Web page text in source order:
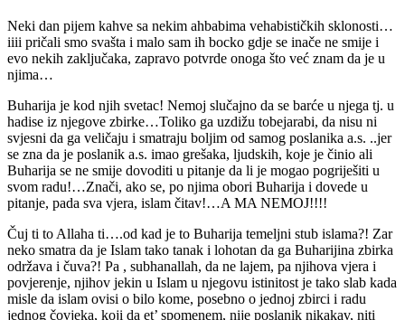
Neki dan pijem kahve sa nekim ahbabima vehabističkih sklonosti…
iiii pričali smo svašta i malo sam ih bocko gdje se inače ne smije i
evo nekih zaključaka, zapravo potvrde onoga što već znam da je u
njima…
Buharija je kod njih svetac! Nemoj slučajno da se barće u njega tj. u
hadise iz njegove zbirke…Toliko ga uzdižu tobejarabi, da nisu ni
svjesni da ga veličaju i smatraju boljim od samog poslanika a.s. ..jer
se zna da je poslanik a.s. imao grešaka, ljudskih, koje je činio ali
Buharija se ne smije dovoditi u pitanje da li je mogao pogriješiti u
svom radu!…Znači, ako se, po njima obori Buharija i dovede u
pitanje, pada sva vjera, islam čitav!…A MA NEMOJ!!!!
Čuj ti to Allaha ti….od kad je to Buharija temeljni stub islama?! Zar
neko smatra da je Islam tako tanak i lohotan da ga Buharijina zbirka
održava i čuva?! Pa , subhanallah, da ne lajem, pa njihova vjera i
povjerenje, njihov jekin u Islam u njegovu istinitost je tako slab kada
misle da islam ovisi o bilo kome, posebno o jednoj zbirci i radu
jednog čovjeka, koji da et’ spomenem, nije poslanik nikakav, niti